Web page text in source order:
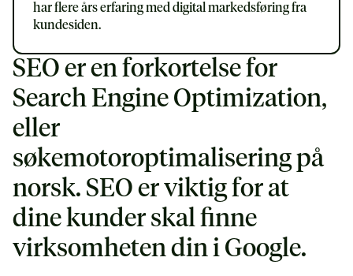
har flere års erfaring med digital markedsføring fra
kundesiden.
SEO er en forkortelse for
Search Engine Optimization,
eller
søkemotoroptimalisering på
norsk. SEO er viktig for at
dine kunder skal finne
virksomheten din i Google.